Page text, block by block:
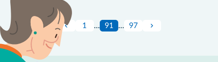
1 … 91 … 97